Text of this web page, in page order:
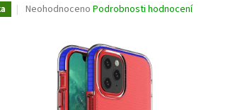
Průměrné
hvězdiček.
Neohodnoceno Podrobnosti hodnocení